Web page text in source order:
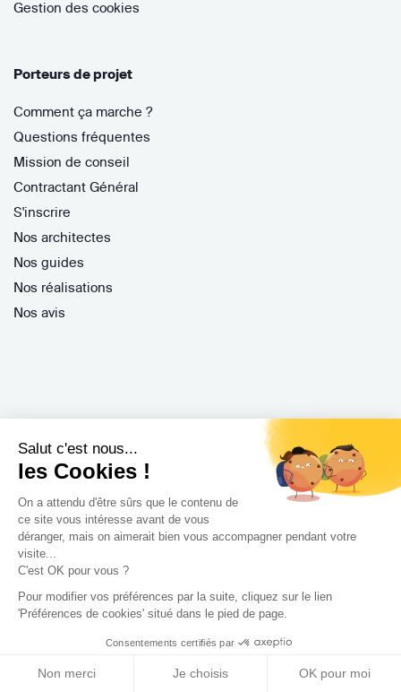
Salut c'est nous...
les Cookies !
On a attendu d'être sûrs que le contenu de
ce site vous intéresse avant de vous
déranger, mais on aimerait bien vous accompagner pendant votre
visite...
C'est OK pour vous ?
Pour modifier vos préférences par la suite, cliquez sur le lien
'Préférences de cookies' situé dans le pied de page.
Consentements certifiés par
Non merci Je choisis OK pour moi
Gestion des cookies
Porteurs de projet
Comment ça marche ?
Questions fréquentes
Mission de conseil
Contractant Général
S'inscrire
Nos architectes
Nos guides
Nos réalisations
Nos avis
Je suis architecte
Je suis maître d'oeuvre
Je suis un architecte d'intérieur
Je suis décorateur
Je suis un paysagiste
Je suis contractant général
Parrainer ses entreprises